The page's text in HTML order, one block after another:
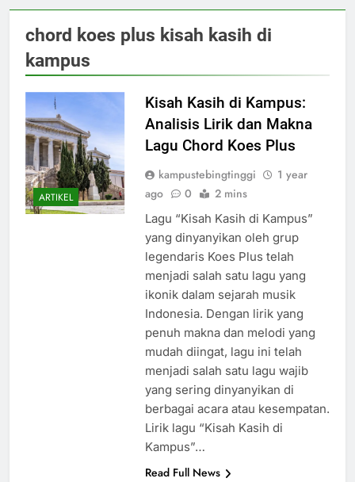
chord koes plus kisah kasih di
kampus
ARTIKEL
Kisah Kasih di Kampus:
Analisis Lirik dan Makna
Lagu Chord Koes Plus
kampustebingtinggi
1 year
ago
0 2 mins
Lagu “Kisah Kasih di Kampus”
yang dinyanyikan oleh grup
legendaris Koes Plus telah
menjadi salah satu lagu yang
ikonik dalam sejarah musik
Indonesia. Dengan lirik yang
penuh makna dan melodi yang
mudah diingat, lagu ini telah
menjadi salah satu lagu wajib
yang sering dinyanyikan di
berbagai acara atau kesempatan.
Lirik lagu “Kisah Kasih di
Kampus”…
Read Full News